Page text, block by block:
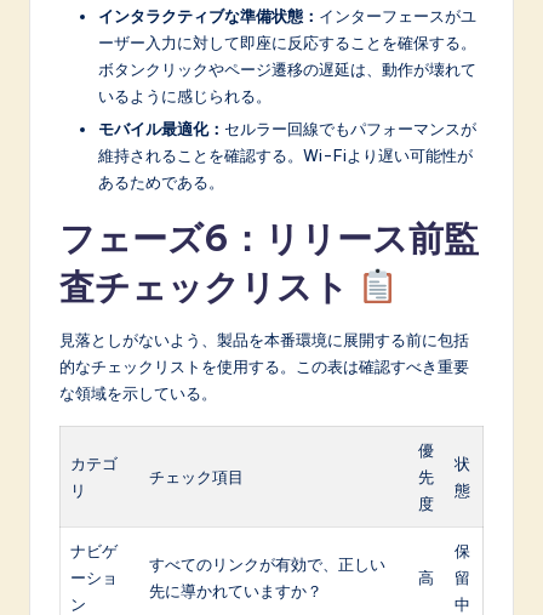
インタラクティブな準備状態： インターフェースがユ
ーザー入力に対して即座に反応することを確保する。
ボタンクリックやページ遷移の遅延は、動作が壊れて
いるように感じられる。
モバイル最適化： セルラー回線でもパフォーマンスが
維持されることを確認する。Wi-Fiより遅い可能性が
あるためである。
フェーズ6：リリース前監
査チェックリスト
見落としがないよう、製品を本番環境に展開する前に包括
的なチェックリストを使用する。この表は確認すべき重要
な領域を示している。
カテゴ
リ
チェック項目
優
先
度
状
態
ナビゲ
ーショ
ン
すべてのリンクが有効で、正しい
先に導かれていますか？
高
保
留
中